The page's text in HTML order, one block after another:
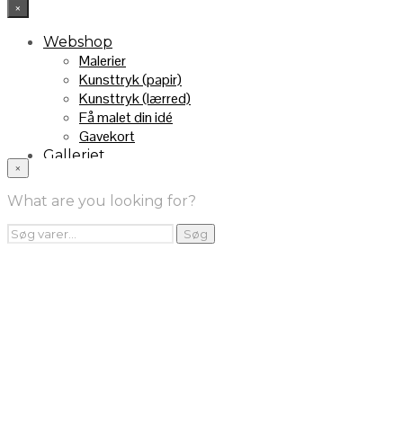
×
Webshop
Malerier
Kunsttryk (papir)
Kunsttryk (lærred)
Få malet din idé
Gavekort
Galleriet
Handelsebetingelser
Returnering
FRA TV
Videoklip fra TV2
×
What are you looking for?
Søg
efter:
Søg